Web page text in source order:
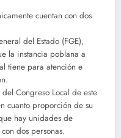
cuentan con dos
del Estado (FGE),
la instancia poblana a
tiene para atención e
Congreso Local de este
cuanto proporción de su
hay unidades de
dos personas.